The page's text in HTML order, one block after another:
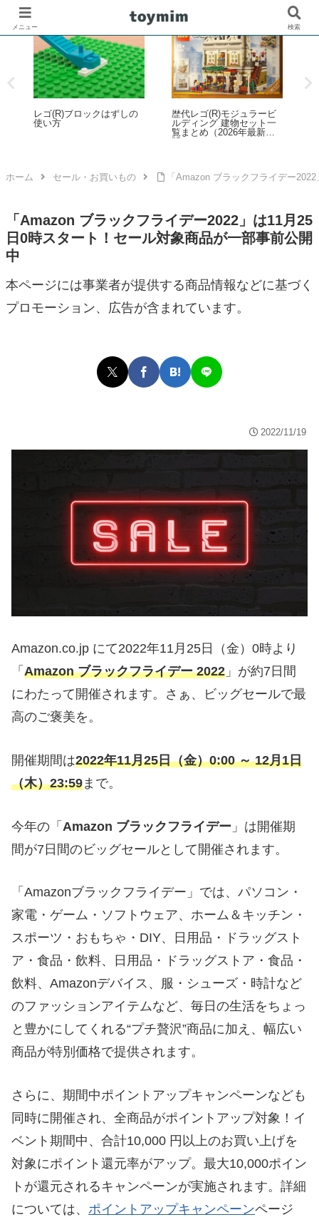
ラービ
ット一
『ホットウィール』の世
WORLD（ホットウィール
「レゴ(R)フェスティバル
in Marunouchi 2026」イベ
ントが丸の内エリアで開
ホーム セール・お買いもの 「Amazon ブラックフライデー
「Amazon ブラックフライデー2022」は11月25
日0時スタート！セール対象商品が一部事前公開
中
本ページには事業者が提供する商品情報などに基づく
プロモーション、広告が含まれています。
2022/11/19
Amazon.co.jp にて2022年11月25日（金）0時より
「 Amazon ブラックフライデー 2022 」が約7日間
にわたって開催されます。さぁ、ビッグセールで最
高のご褒美を。
開催期間は2022年11月25日（金）0:00 ～ 12月1日
（木）23:59 まで。
今年の「 Amazon ブラックフライデー 」は開催期
間が7日間のビッグセールとして開催されます。
「Amazonブラックフライデー」では、パソコン・
家電・ゲーム・ソフトウェア、ホーム＆キッチン・
スポーツ・おもちゃ・DIY、日用品・ドラッグスト
ア・食品・飲料、日用品・ドラッグストア・食品・
飲料、Amazonデバイス、服・シューズ・時計など
のファッションアイテムなど、毎日の生活をちょっ
と豊かにしてくれる“プチ贅沢”商品に加え、幅広い
商品が特別価格で提供されます。
さらに、期間中ポイントアップキャンペーンなども
同時に開催され、全商品がポイントアップ対象！イ
ベント期間中、合計10,000 円以上のお買い上げを
対象にポイント還元率がアップ。最大10,000ポイン
トが還元されるキャンペーンが実施されます。詳細
については、 ポイントアップキャンペーンページ
メニュー 検索